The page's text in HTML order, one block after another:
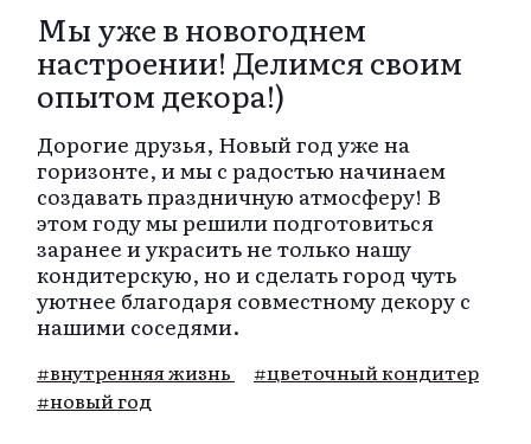
Мы уже в новогоднем
настроении! Делимся своим
опытом декора!)
Дорогие друзья, Новый год уже на
горизонте, и мы с радостью начинаем
создавать праздничную атмосферу! В
этом году мы решили подготовиться
заранее и украсить не только нашу
кондитерскую, но и сделать город чуть
уютнее благодаря совместному декору с
нашими соседями.
#внутренняя жизнь
#цветочный кондитер
#новый год